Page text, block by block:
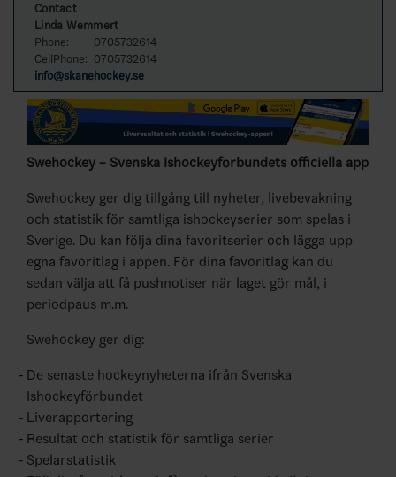
Contact
Linda Wemmert
Phone:
0705732614
CellPhone: 0705732614
info@skanehockey.se
Swehockey – Svenska Ishockeyförbundets officiella app
Swehockey ger dig tillgång till nyheter, livebevakning
och statistik för samtliga ishockeyserier som spelas i
Sverige. Du kan följa dina favoritserier och lägga upp
egna favoritlag i appen. För dina favoritlag kan du
sedan välja att få pushnotiser när laget gör mål, i
periodpaus m.m.
Swehockey ger dig:
De senaste hockeynyheterna ifrån Svenska
Ishockeyförbundet
Liverapportering
Resultat och statistik för samtliga serier
Spelarstatistik